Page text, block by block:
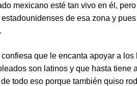
mexicano esté tan vivo en él,
de esa zona y
que le encanta apoyar a
son latinos y que hasta tiene
todo eso porque también quiso